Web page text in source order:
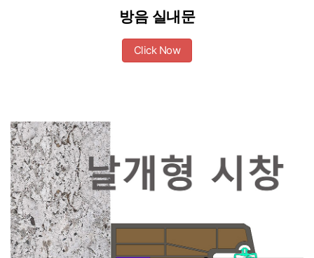
방음 실내문
Click Now